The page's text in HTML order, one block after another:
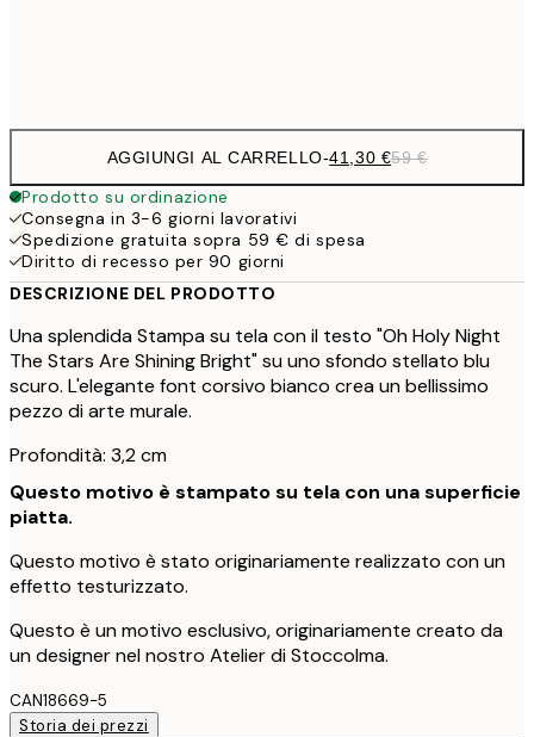
AGGIUNGI AL CARRELLO-41,30 €59 €
Prodotto su ordinazione
Consegna in 3-6 giorni lavorativi
Spedizione gratuita sopra 59 € di spesa
Diritto di recesso per 90 giorni
DESCRIZIONE DEL PRODOTTO
Una splendida Stampa su tela con il testo "Oh Holy Night
The Stars Are Shining Bright" su uno sfondo stellato blu
scuro. L'elegante font corsivo bianco crea un bellissimo
pezzo di arte murale.
Profondità: 3,2 cm
Questo motivo è stampato su tela con una superficie
piatta.
Questo motivo è stato originariamente realizzato con un
effetto testurizzato.
Questo è un motivo esclusivo, originariamente creato da
un designer nel nostro Atelier di Stoccolma.
CAN18669-5
Storia dei prezzi